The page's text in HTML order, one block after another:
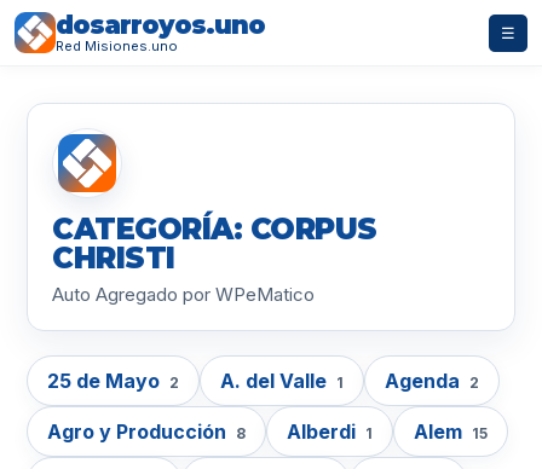
dosarroyos.uno
Red Misiones.uno
☰
CATEGORÍA: CORPUS
CHRISTI
Auto Agregado por WPeMatico
25 de Mayo 2 A. del Valle 1 Agenda 2
Agro y Producción 8 Alberdi 1 Alem 15